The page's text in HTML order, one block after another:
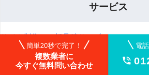
サービス
サイト制作の一括見積サービスについて
サイト制作の業者一覧を見る
簡単20秒で完了！
複数業者に
今すぐ無料問い合わせ
電
